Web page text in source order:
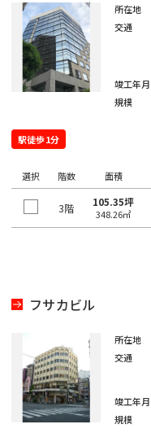
阪
福
岡
※
望
駅
選
く
い。
1
度
大
阪
福
岡
ご
希
望
の
エ
リ
択
て
く
だ
さ
ワ
ー
ド
検
索
で
は
ー
ワ
ド
で
検
索
し
×
本
橋
〇
大
所在地
交通
竣工年月
規模
駅徒歩1分
選択 階数 面積
3階 105.35坪
348.26㎡
フサカビル
所在地
交通
竣工年月
規模
閉じる